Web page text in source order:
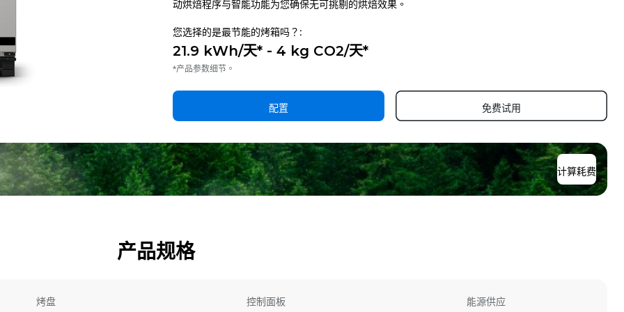
动烘焙程序与智能功能为您确保无可挑剔的烘焙效果。
您选择的是最节能的烤箱吗？:
21.9 kWh/天* - 4 kg CO2/天*
*产品参数细节。
配置 免费试用
计算耗费
产品规格
烤盘 控制面板 能源供应